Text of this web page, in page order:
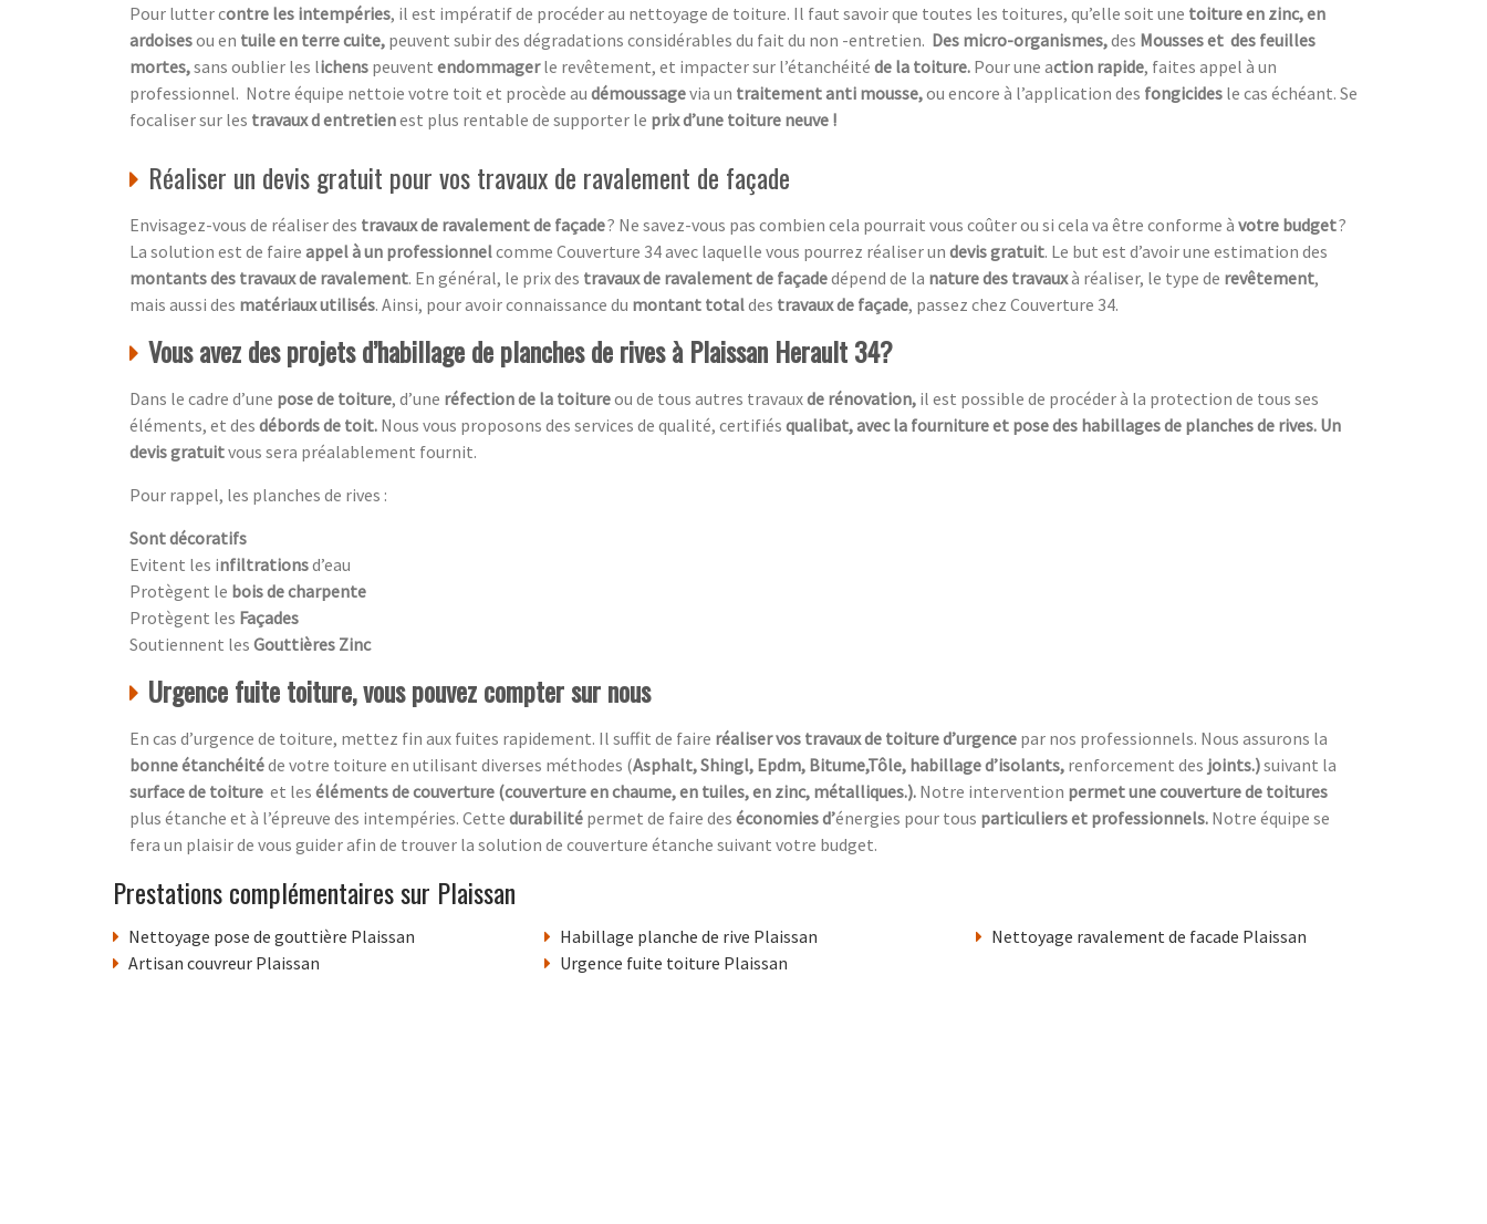
Pour lutter contre les intempéries, il est impératif de procéder au nettoyage de toiture. Il faut savoir que toutes les toitures, qu’elle soit une toiture en zinc, en
ardoisesou en tuile en terre cuite, peuvent subir des dégradations considérables du fait du non -entretien. Des micro-organismes,des Mousses et des feuilles
mortes,sans oublier les lichens peuvent endommagerle revêtement, et impacter sur l’étanchéité de la toiture. Pour une action rapide, faites appel à un
professionnel. Notre équipe nettoie votre toit et procède au démoussagevia un traitement anti mousse,ou encore à l’application des fongicides le cas échéant. Se
focaliser sur les travaux d entretienest plus rentable de supporter le prix d’une toiture neuve !
Réaliser un devis gratuit pour vos travaux de ravalement de façade
Envisagez-vous de réaliser des travaux de ravalement de façade? Ne savez-vous pas combien cela pourrait vous coûter ou si cela va être conforme à votre budget?
La solution est de faire appel à un professionnelcomme Couverture 34 avec laquelle vous pourrez réaliser un devis gratuit. Le but est d’avoir une estimation des
montants des travaux de ravalement. En général, le prix des travaux de ravalement de façadedépend de la nature des travauxà réaliser, le type de revêtement,
mais aussi des matériaux utilisés. Ainsi, pour avoir connaissance du montant totaldes travaux de façade, passez chez Couverture 34.
Vous avez des projets d’habillage de planches de rives à Plaissan Herault 34?
Dans le cadre d’une pose de toiture, d’une réfection de la toitureou de tous autres travauxde rénovation, il est possible de procéder à la protection de tous ses
éléments, et des débords de toit. Nous vous proposons des services de qualité, certifiés qualibat, avec la fourniture et pose des habillages de planches de rives. Un
devis gratuitvous sera préalablement fournit.
Pour rappel, les planches de rives :
Sont décoratifs
Evitent les infiltrationsd’eau
Protègent le bois de charpente
Protègent les Façades
Soutiennent les Gouttières Zinc
Urgence fuite toiture, vous pouvez compter sur nous
En cas d’urgence de toiture, mettez fin aux fuites rapidement. Il suffit de faire réaliser vos travaux de toiture d’urgence par nos professionnels. Nous assurons la
bonne étanchéitéde votre toiture en utilisant diverses méthodes (Asphalt, Shingl, Epdm, Bitume,Tôle, habillage d’isolants, renforcement des joints.)suivant la
surface de toiture et les éléments de couverture (couverture en chaume, en tuiles, en zinc, métalliques.). Notre intervention permet une couverture de toitures
plus étanche et à l’épreuve des intempéries. Cette durabilité permet de faire des économies d’énergies pour tous particuliers et professionnels. Notre équipe se
fera un plaisir de vous guider afin de trouver la solution de couverture étanche suivant votre budget.
Prestations complémentaires sur Plaissan
Nettoyage pose de gouttière Plaissan
Artisan couvreur Plaissan
Habillage planche de rive Plaissan
Urgence fuite toiture Plaissan
Nettoyage ravalement de facade Plaissan